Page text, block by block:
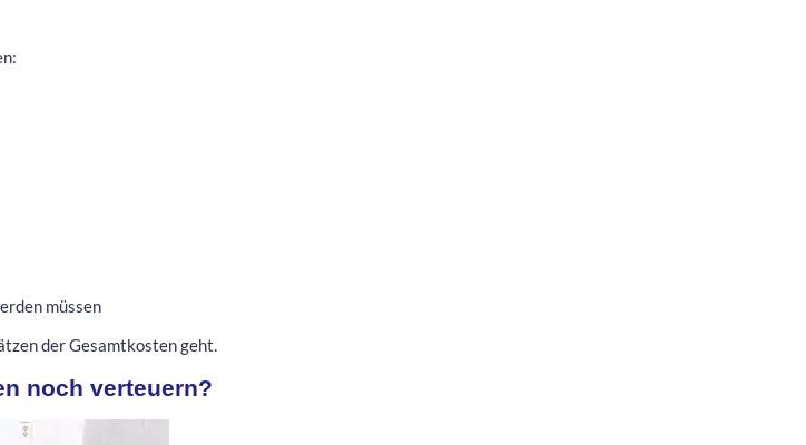
müssen
der Gesamtkosten geht.
noch verteuern?